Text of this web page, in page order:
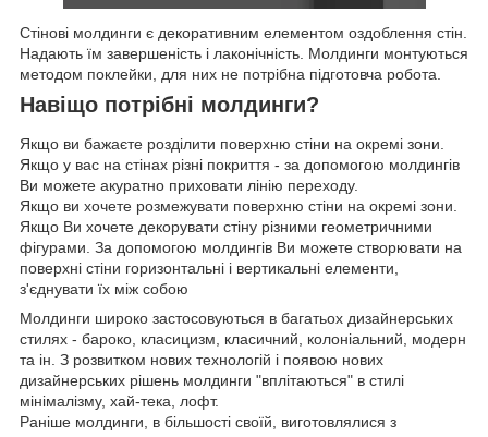
Стінові молдинги є декоративним елементом оздоблення стін.
Надають їм завершеність і лаконічність. Молдинги монтуються
методом поклейки, для них не потрібна підготовча робота.
Навіщо потрібні молдинги?
Якщо ви бажаєте розділити поверхню стіни на окремі зони.
Якщо у вас на стінах різні покриття - за допомогою молдингів
Ви можете акуратно приховати лінію переходу.
Якщо ви хочете розмежувати поверхню стіни на окремі зони.
Якщо Ви хочете декорувати стіну різними геометричними
фігурами. За допомогою молдингів Ви можете створювати на
поверхні стіни горизонтальні і вертикальні елементи,
з'єднувати їх між собою
Молдинги широко застосовуються в багатьох дизайнерських
стилях - бароко, класицизм, класичний, колоніальний, модерн
та ін. З розвитком нових технологій і появою нових
дизайнерських рішень молдинги "вплітаються" в стилі
мінімалізму, хай-тека, лофт.
Раніше молдинги, в більшості своїй, виготовлялися з